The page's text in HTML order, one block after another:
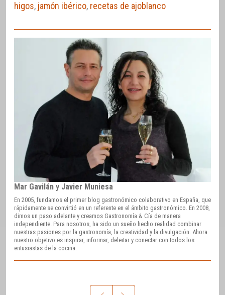
higos, jamón ibérico, recetas de ajoblanco
Mar Gavilán y Javier Muniesa
En 2005, fundamos el primer blog gastronómico colaborativo en España, que
rápidamente se convirtió en un referente en el ámbito gastronómico. En 2008,
dimos un paso adelante y creamos Gastronomía & Cía de manera
independiente. Para nosotros, ha sido un sueño hecho realidad combinar
nuestras pasiones por la gastronomía, la creatividad y la divulgación. Ahora
nuestro objetivo es inspirar, informar, deleitar y conectar con todos los
entusiastas de la cocina.